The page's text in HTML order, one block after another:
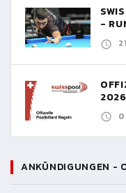
-
2026
ANKÜNDIGUNGEN -